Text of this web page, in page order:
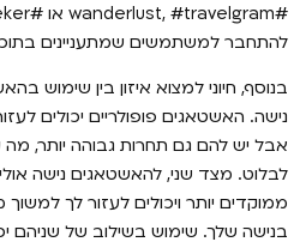
להתחבר למשתמשים שמתעניינים
בנוסף, חיוני למצוא איזון בין שימוש
נישה. האשטאגים פופולריים יכולים
אבל יש להם גם תחרות גבוהה יותר,
לבלוט. מצד שני, להאשטאגים נישה
ממוקדים יותר ויכולים לעזור לך
בנישה שלך. שימוש בשילוב של שניהם